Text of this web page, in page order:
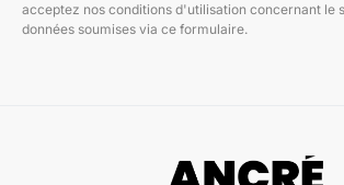
acceptez nos conditions d'utilisation concernant le
données soumises via ce formulaire.